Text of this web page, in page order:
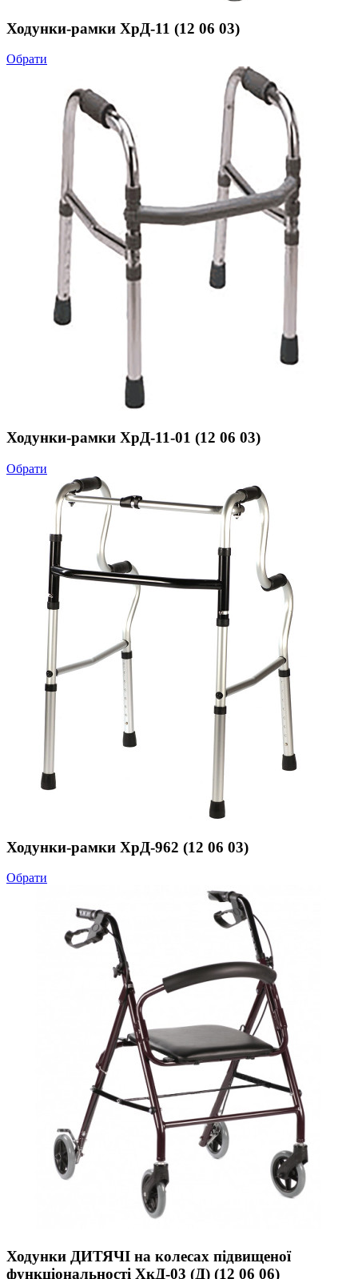
Ходунки-рамки ХрД-11 (12 06 03)
Обрати
Ходунки-рамки ХрД-11-01 (12 06 03)
Обрати
Ходунки-рамки ХрД-962 (12 06 03)
Обрати
Ходунки ДИТЯЧІ на колесах підвищеної
функціональності ХкД-03 (Д) (12 06 06)